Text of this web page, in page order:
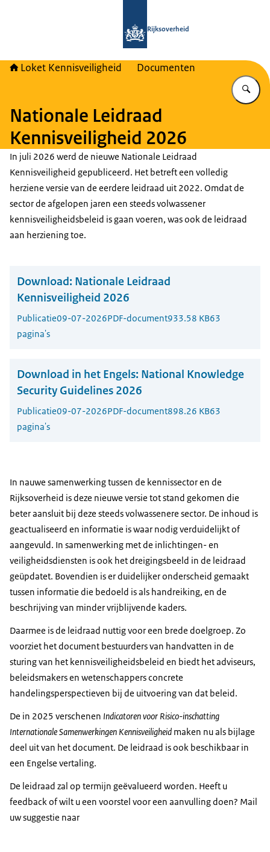
Rijksoverheid
Loket Kennisveiligheid Documenten
Nationale Leidraad
Kennisveiligheid 2026
In juli 2026 werd de nieuwe Nationale Leidraad
Kennisveiligheid gepubliceerd. Het betreft een volledig
herziene versie van de eerdere leidraad uit 2022. Omdat de
sector de afgelopen jaren een steeds volwassener
kennisveiligheidsbeleid is gaan voeren, was ook de leidraad
aan herziening toe.
Download: Nationale Leidraad
Kennisveiligheid 2026
Publicatie09-07-2026PDF-document933.58 KB63
pagina's
Download in het Engels: National Knowledge
Security Guidelines 2026
Publicatie09-07-2026PDF-document898.26 KB63
pagina's
In nauwe samenwerking tussen de kennissector en de
Rijksoverheid is deze nieuwe versie tot stand gekomen die
beter aansluit bij deze steeds volwassenere sector. De inhoud is
geactualiseerd en informatie is waar nodig verduidelijkt of
aangevuld. In samenwerking met de inlichtingen- en
veiligheidsdiensten is ook het dreigingsbeeld in de leidraad
geüpdatet. Bovendien is er duidelijker onderscheid gemaakt
tussen informatie die bedoeld is als handreiking, en de
beschrijving van minder vrijblijvende kaders.
Daarmee is de leidraad nuttig voor een brede doelgroep. Zo
voorziet het document bestuurders van handvatten in de
sturing van het kennisveiligheidsbeleid en biedt het adviseurs,
beleidsmakers en wetenschappers concrete
handelingsperspectieven bij de uitvoering van dat beleid.
De in 2025 verschenen Indicatoren voor Risico-inschatting
Internationale Samenwerkingen Kennisveiligheid maken nu als bijlage
deel uit van het document. De leidraad is ook beschikbaar in
een Engelse vertaling.
De leidraad zal op termijn geëvalueerd worden. Heeft u
feedback of wilt u een voorstel voor een aanvulling doen? Mail
uw suggestie naar